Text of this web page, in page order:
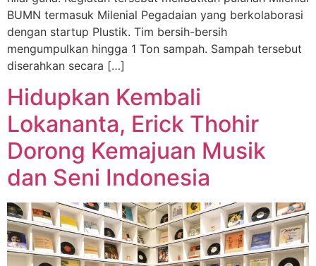
BUMN termasuk Milenial Pegadaian yang berkolaborasi
dengan startup Plustik. Tim bersih-bersih
mengumpulkan hingga 1 Ton sampah. Sampah tersebut
diserahkan secara […]
Hidupkan Kembali
Lokananta, Erick Thohir
Dorong Kemajuan Musik
dan Seni Indonesia